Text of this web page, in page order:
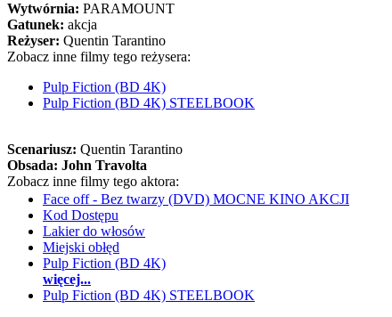
Wytwórnia: PARAMOUNT
Gatunek: akcja
Reżyser: Quentin Tarantino
Zobacz inne filmy tego reżysera:
Pulp Fiction (BD 4K)
Pulp Fiction (BD 4K) STEELBOOK
Scenariusz: Quentin Tarantino
Obsada: John Travolta
Zobacz inne filmy tego aktora:
Face off - Bez twarzy (DVD) MOCNE KINO AKCJI
Kod Dostępu
Lakier do włosów
Miejski obłęd
Pulp Fiction (BD 4K)
więcej...
Pulp Fiction (BD 4K) STEELBOOK